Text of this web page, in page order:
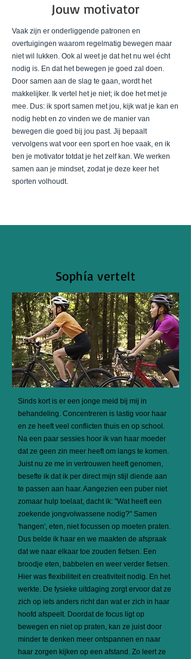
Jouw motivator
Vaak zijn er onderliggende patronen en
overtuigingen waarom regelmatig bewegen maar
niet wil lukken. Ook al weet je dat het nu wel écht
nodig is. En dat het bewegen je goed zal doen.
Door samen aan de slag te gaan, wordt het
makkelijker. Ik vertel het je niet; ik doe het met je
mee. Dus: ik sport samen met jou, kijk wat je kan en
nodig hebt en zo vinden we de manier van
bewegen die goed bij jou past. Jij bepaalt
vervolgens wat voor een sport en hoe vaak, en ik
ben je motivator totdat je het zelf kan. We werken
samen aan je mindset, zodat je deze keer het
sporten volhoudt.
Sophía vertelt
Sinds kort is er een jonge meid bij mij in
behandeling. Concentreren is lastig voor haar
en ze heeft veel conflicten thuis en op school.
Na een paar sessies hoor ik van haar moeder
dat ze geen zin meer heeft om langs te komen.
Juist nu ze me in vertrouwen heeft genomen,
besefte ik dat ik per direct mijn stijl diende aan
te passen aan haar. Aangezien een puber niet
zomaar hulp toelaat, dacht ik: "Wat heeft een
zoekende jongvolwassene nodig?" Samen
'hangen', eten, niet focussen op moeten praten.
Dus belde ik haar en we maakten de afspraak
dat we naar elkaar toe zouden fietsen. Een
broodje eten, babbelen en weer verder fietsen.
Hier was flexibiliteit en creativiteit nodig. En het
werkte. De fysieke uitdaging zorgt ervoor dat ze
zich op iets anders richt dan wat er zich in haar
hoofd afspeelt. Doordat de focus ligt op
bewegen en niet op praten, kan ze juist door
minder te denken meer ontspannen en naar
haar zorgen kijken op een afstand. Zo leert ze